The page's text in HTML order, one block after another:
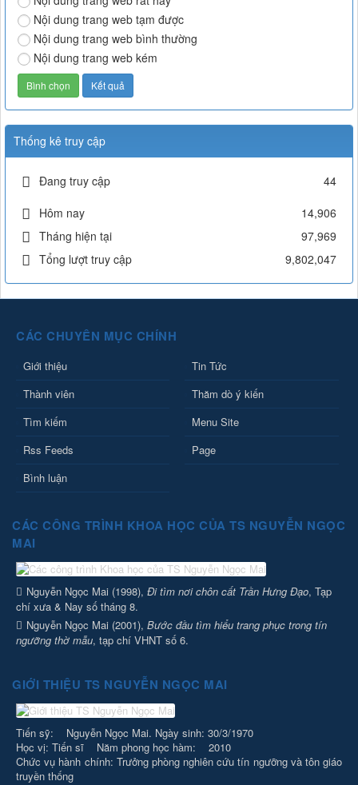
Nội dung trang web tạm được
Nội dung trang web bình thường
Nội dung trang web kém
Thống kê truy cập
Đang truy cập
44
Hôm nay
14,906
Tháng hiện tại
97,969
Tổng lượt truy cập
9,802,047
CÁC CHUYÊN MỤC CHÍNH
Giới thiệu
Tin Tức
Thành viên
Thăm dò ý kiến
Tìm kiếm
Menu Site
Rss Feeds
Page
Bình luận
CÁC CÔNG TRÌNH KHOA HỌC CỦA TS NGUYỄN NGỌC
MAI
Nguyễn Ngọc Mai (1998), Đi tìm nơi chôn cất Trần Hưng Đạo, Tạp
chí xưa & Nay số tháng 8.
Nguyễn Ngọc Mai (2001), Bước đầu tìm hiểu trang phục trong tín
ngưỡng thờ mẫu, tạp chí VHNT số 6.
GIỚI THIỆU TS NGUYỄN NGỌC MAI
Tiến sỹ: Nguyễn Ngọc Mai. Ngày sinh: 30/3/1970
Học vị: Tiến sĩ Năm phong học hàm: 2010
Chức vụ hành chính: Trưởng phòng nghiên cứu tín ngưỡng và tôn giáo
truyền thống